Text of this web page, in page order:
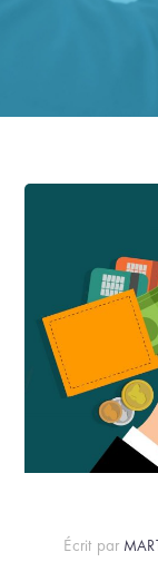
Écrit par